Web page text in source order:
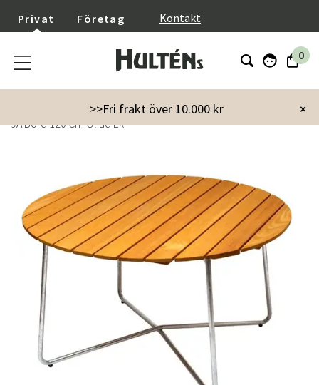
Privat Företag Kontakt
0
×
>>Fri frakt över 10.000 kr
Utemöbler Utebord
Matbord
9A Bord 120 Cm Oljad Ek